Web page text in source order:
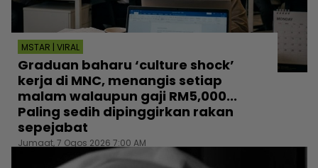
MSTAR | VIRAL
Graduan baharu ‘culture shock’
kerja di MNC, menangis setiap
malam walaupun gaji RM5,000...
Paling sedih dipinggirkan rakan
sepejabat
Jumaat, 7 Ogos 2026 7:00 AM